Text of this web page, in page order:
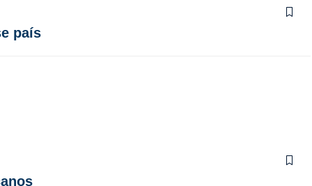
país